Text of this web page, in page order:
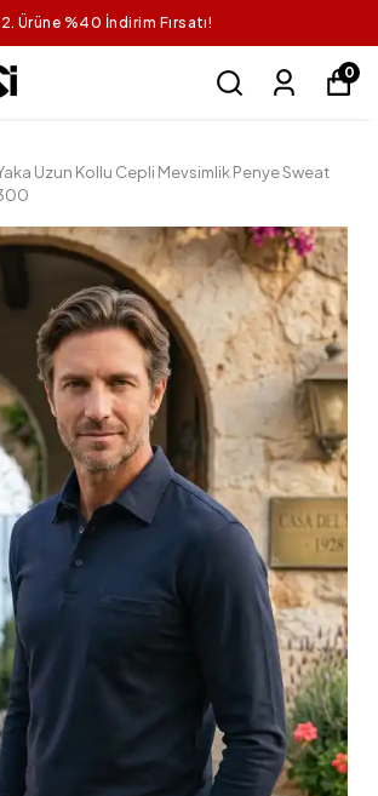
Ürüne %40 İndirim Fırsatı!
0
Uzun Kollu Cepli Mevsimlik Penye Sweat